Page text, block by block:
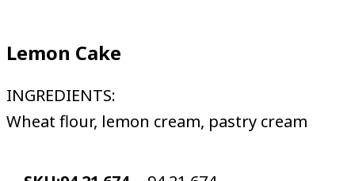
Lemon Cake
INGREDIENTS:
Wheat flour, lemon cream, pastry cream